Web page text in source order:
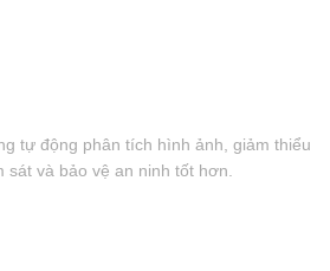
tự động phân tích hình ảnh, giảm thiểu
và bảo vệ an ninh tốt hơn.